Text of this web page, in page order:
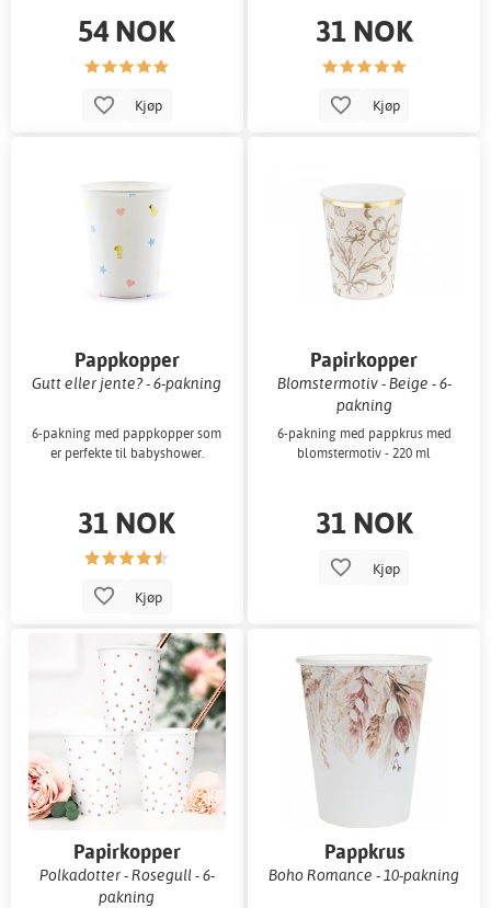
54 NOK
Kjøp
31 NOK
Kjøp
Pappkopper
Gutt eller jente? - 6-pakning
6-pakning med pappkopper som
er perfekte til babyshower.
31 NOK
Kjøp
Papirkopper
Blomstermotiv - Beige - 6-
pakning
6-pakning med pappkrus med
blomstermotiv - 220 ml
31 NOK
Kjøp
Papirkopper
Polkadotter - Rosegull - 6-
pakning
Pappkrus
Boho Romance - 10-pakning